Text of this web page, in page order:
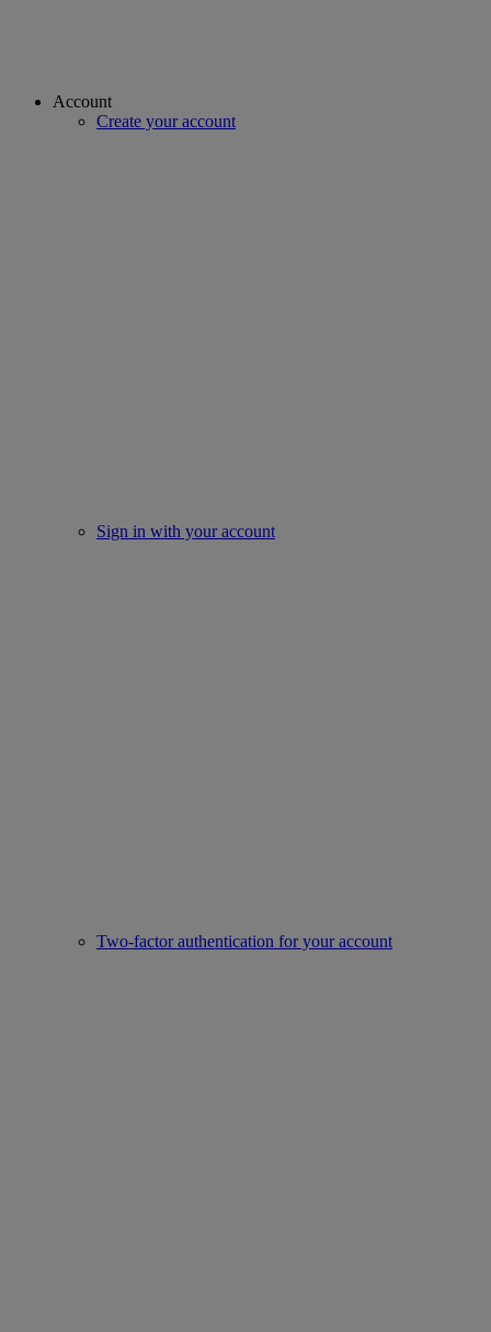
Account
Create your account
Sign in with your account
Two-factor authentication for your account